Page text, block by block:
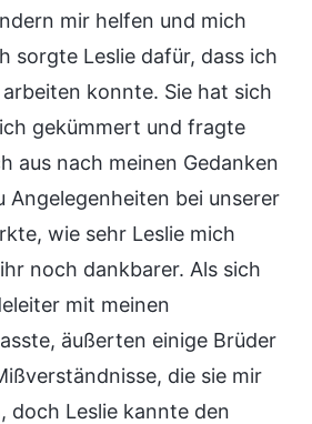
mir helfen und mich
sorgte Leslie dafür, dass ich
konnte. Sie hat sich
gekümmert und fragte
aus nach meinen Gedanken
Angelegenheiten bei unserer
wie sehr Leslie mich
noch dankbarer. Als sich
mit meinen
äußerten einige Brüder
die sie mir
doch Leslie kannte den